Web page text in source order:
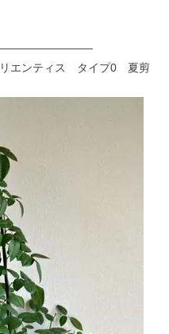
エンティス タイプ0 夏剪